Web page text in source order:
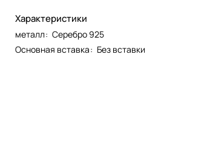
Характеристики
металл: Серебро 925
Основная вставка: Без вставки